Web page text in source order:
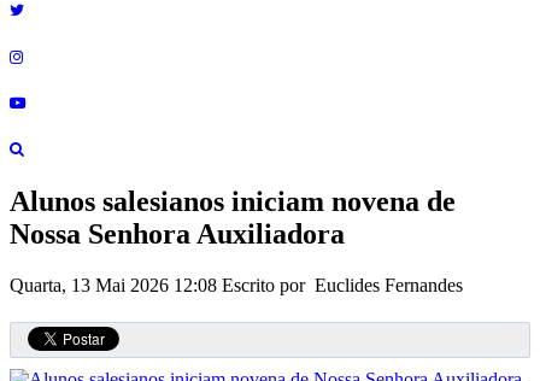
Alunos salesianos iniciam novena de
Nossa Senhora Auxiliadora
Quarta, 13 Mai 2026 12:08 Escrito por Euclides Fernandes